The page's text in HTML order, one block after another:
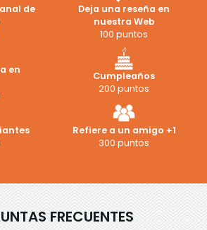
de
Deja una reseña en
nuestra Web
100 puntos
en
Cumpleaños
200 puntos
Refiere a un amigo +1
300 puntos
FRECUENTES